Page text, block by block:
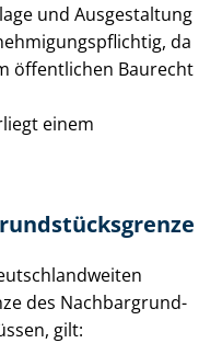
und Ausgestaltung
da
öffentlichen Baurecht
einem
des Nach­bar­grund­
gilt: